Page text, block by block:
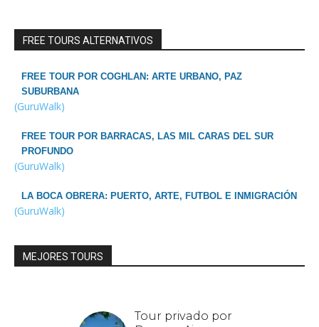
FREE TOURS ALTERNATIVOS
FREE TOUR POR COGHLAN: ARTE URBANO, PAZ
SUBURBANA
(GuruWalk)
FREE TOUR POR BARRACAS, LAS MIL CARAS DEL SUR
PROFUNDO
(GuruWalk)
LA BOCA OBRERA: PUERTO, ARTE, FUTBOL E INMIGRACIÓN
(GuruWalk)
MEJORES TOURS